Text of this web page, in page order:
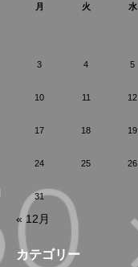
月
火 水
3 4 5
10 11 12
17 18 19
24 25 26
31
« 12月
カテゴリー